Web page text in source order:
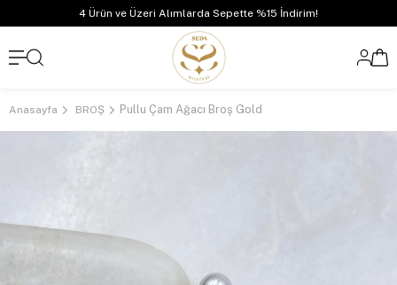
4 Ürün ve Üzeri Alımlarda Sepette %15 İndirim!
Anasayfa BROŞ Pullu Çam Ağacı Broş Gold